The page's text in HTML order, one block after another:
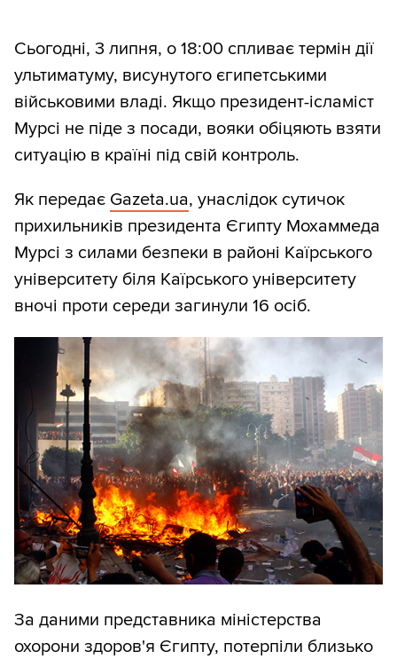
Сьогодні, 3 липня, о 18:00 спливає термін дії
ультиматуму, висунутого єгипетськими
військовими владі. Якщо президент-ісламіст
Мурсі не піде з посади, вояки обіцяють взяти
ситуацію в країні під свій контроль.
Як передає Gazeta.ua, унаслідок сутичок
прихильників президента Єгипту Мохаммеда
Мурсі з силами безпеки в районі Каїрського
університету біля Каїрського університету
вночі проти середи загинули 16 осіб.
За даними представника міністерства
охорони здоров'я Єгипту, потерпіли близько